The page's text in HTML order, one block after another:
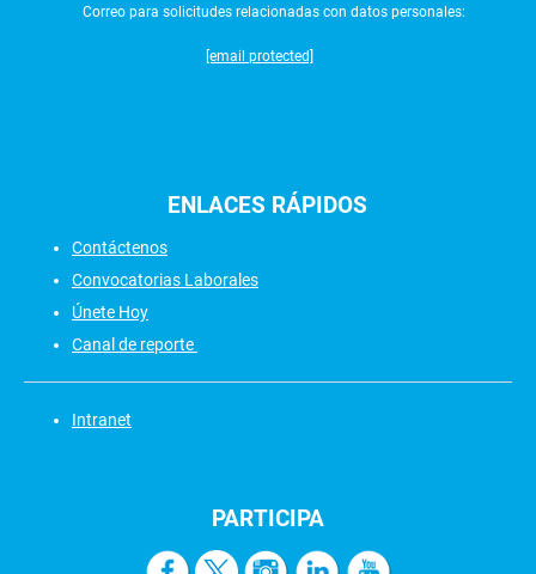
Correo para solicitudes relacionadas con datos personales:
[email protected]
ENLACES RÁPIDOS
Contáctenos
Convocatorias Laborales
Únete Hoy
Canal de reporte
Intranet
PARTICIPA